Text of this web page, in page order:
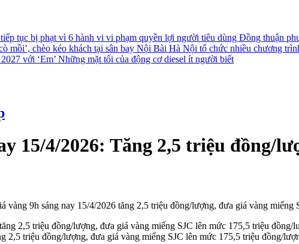
tục bị phạt vì 6 hành vi vi phạm quyền lợi người tiêu dùng Đồng thuận
mồi’, chèo kéo khách tại sân bay Nội Bài Hà Nội tổ chức nhiều chương
với ‘Em’ Những mặt tối của động cơ diesel ít người biết
15/4/2026: Tăng 2,5 triệu đồng/
vàng 9h sáng nay 15/4/2026 tăng 2,5 triệu đồng/lượng, đưa giá vàng
2,5 triệu đồng/lượng, đưa giá vàng miếng SJC lên mức 175,5 triệu đồng/